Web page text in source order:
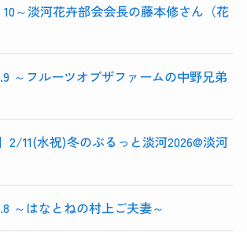
10～淡河花卉部会会長の藤本修さん（花
～フルーツオブザファームの中野兄弟
2/11(水祝)冬のぶるっと淡河2026@淡河
～はなとねの村上ご夫妻～